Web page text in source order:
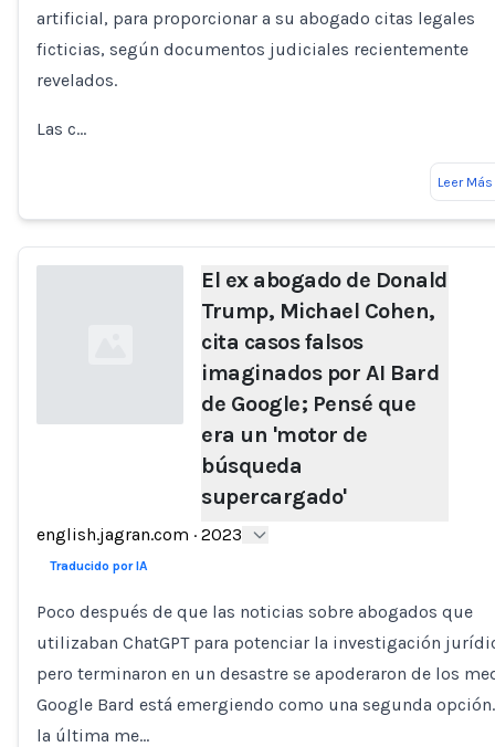
artificial, para proporcionar a su abogado citas legales
ficticias, según documentos judiciales recientemente
revelados.
Las c…
Leer Más
El ex abogado de Donald
Trump, Michael Cohen,
cita casos falsos
imaginados por AI Bard
de Google; Pensé que
era un 'motor de
búsqueda
supercargado'
english.jagran.com · 2023
Traducido por IA
Poco después de que las noticias sobre abogados que
utilizaban ChatGPT para potenciar la investigación
pero terminaron en un desastre se apoderaron de los
Google Bard está emergiendo como una segunda
la última me…